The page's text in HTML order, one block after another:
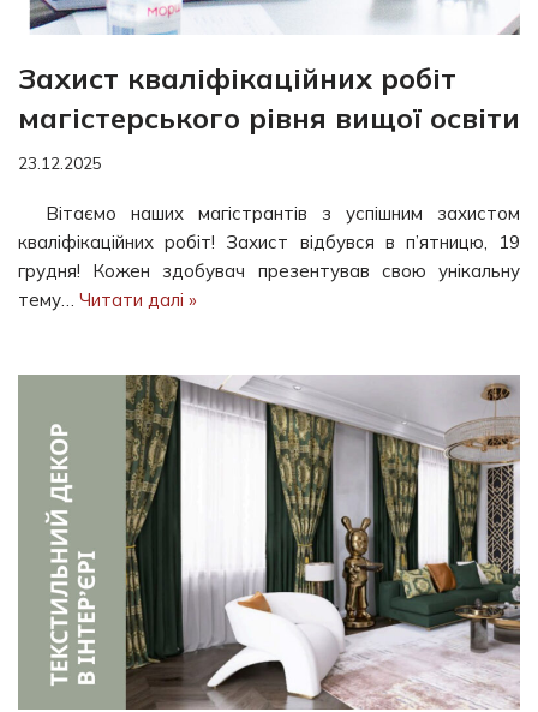
Захист кваліфікаційних робіт
магістерського рівня вищої освіти
23.12.2025
Вітаємо наших магістрантів з успішним захистом
кваліфікаційних робіт! Захист відбувся в п’ятницю, 19
грудня! Кожен здобувач презентував свою унікальну
тему… Читати далі »